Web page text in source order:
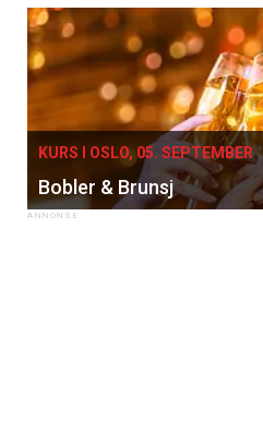
KURS I OSLO, 05. SEPTEMBER
Bobler & Brunsj